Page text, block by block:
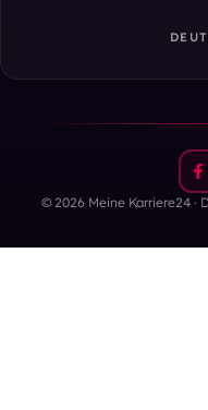
© 2026 Meine Karriere24 ·